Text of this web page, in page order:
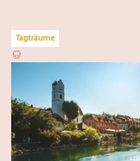
Tagträume